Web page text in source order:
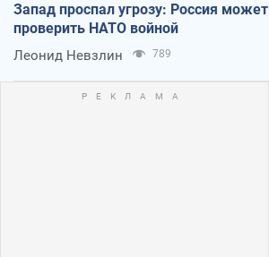
Запад проспал угрозу: Россия может
проверить НАТО войной
Леонид Невзлин 789